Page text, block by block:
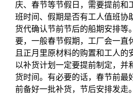
庆、春节等节假日，需要提前和
班时间、假期是否有工人值班协
货代确认节前节后的船期安排等
要，一般春节假期，工厂会一直
且正月里原材料的购置和工人的
以补货计划一定要提前制定，并
货时间。有必要的话，春节前最
前备好一批补货，节后安排发走。